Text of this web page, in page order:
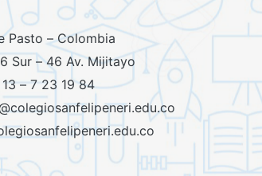
Pasto – Colombia
Sur – 46 Av. Mijitayo
– 7 23 19 84